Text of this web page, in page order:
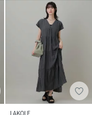
LAKOLE